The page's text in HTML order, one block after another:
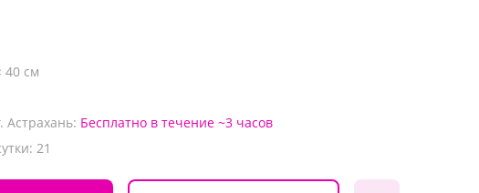
40 см
Астрахань: Бесплатно в течение ~3 часов
21